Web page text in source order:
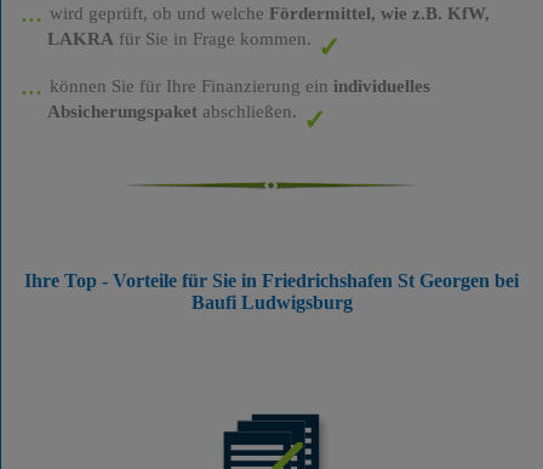
wird geprüft, ob und welche Fördermittel, wie z.B. KfW,
LAKRA für Sie in Frage kommen.
können Sie für Ihre Finanzierung ein individuelles
Absicherungspaketabschließen.
Ihre Top - Vorteile für Sie in Friedrichshafen St Georgen bei
Baufi Ludwigsburg